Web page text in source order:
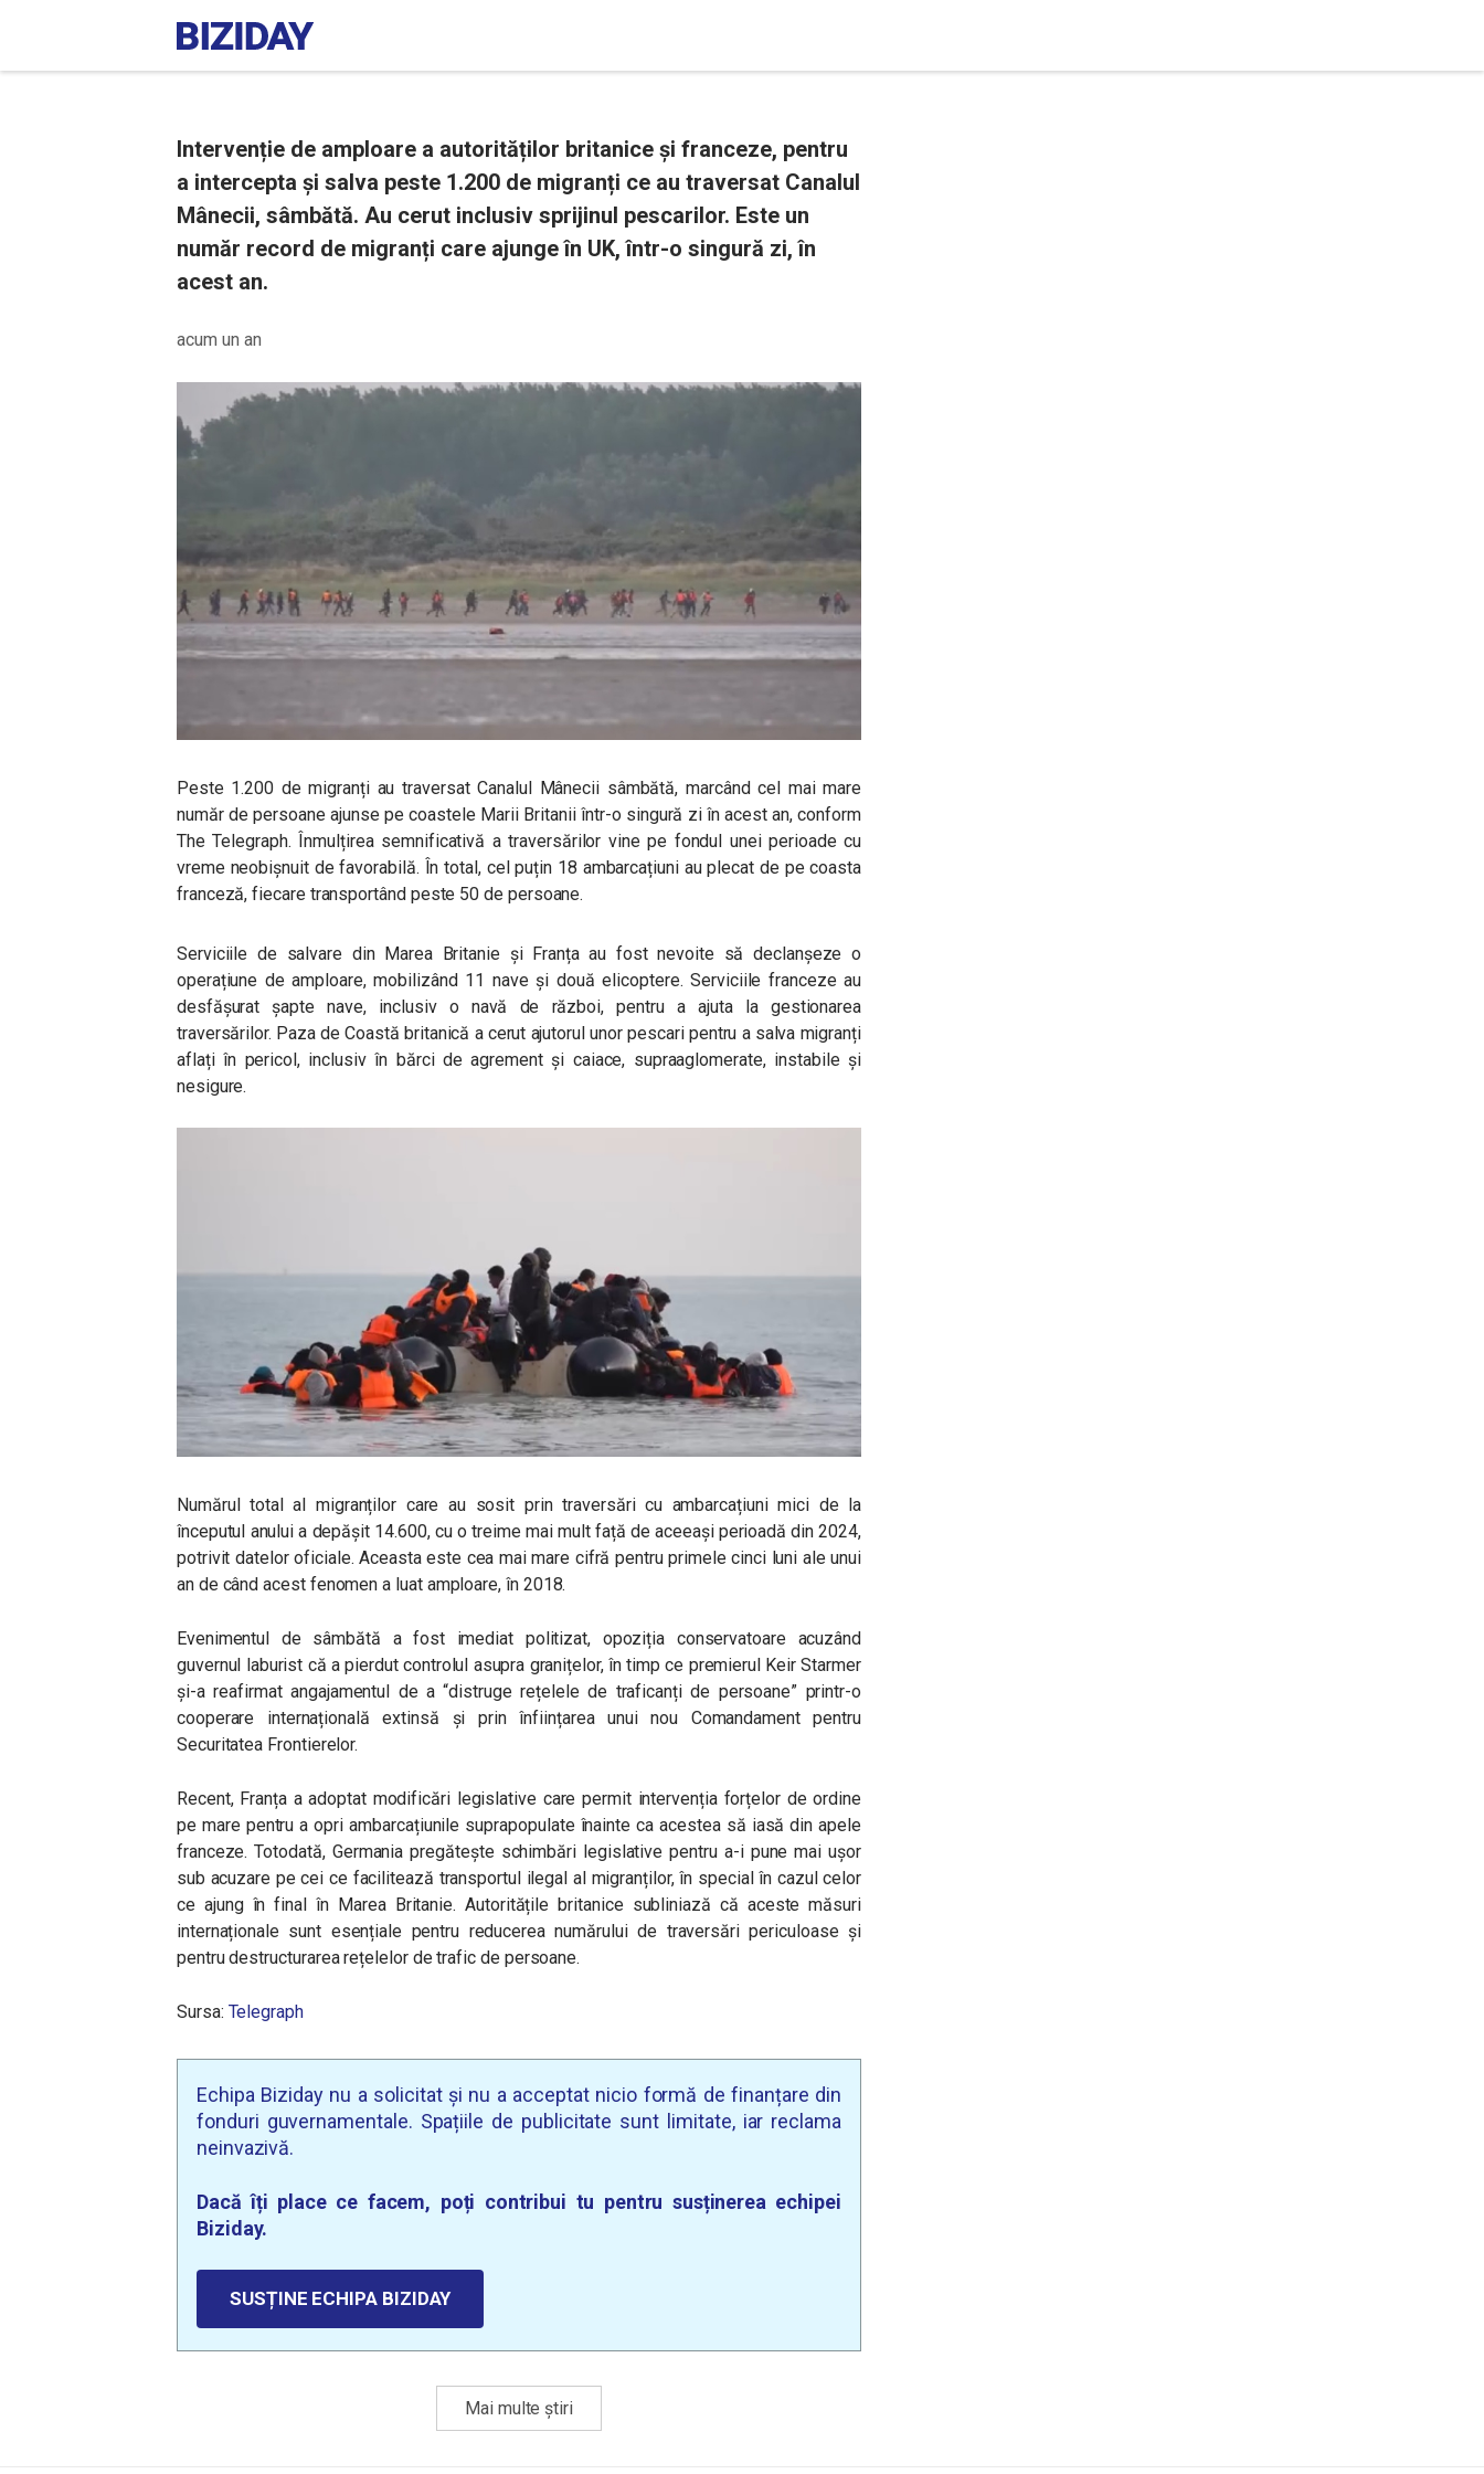
Intervenție de amploare a autorităților britanice și franceze, pentru
a intercepta și salva peste 1.200 de migranți ce au traversat Canalul
Mânecii, sâmbătă. Au cerut inclusiv sprijinul pescarilor. Este un
număr record de migranți care ajunge în UK, într-o singură zi, în
acest an.
acum un an
Peste 1.200 de migranți au traversat Canalul Mânecii sâmbătă, marcând cel mai mare
număr de persoane ajunse pe coastele Marii Britanii într-o singură zi în acest an, conform
The Telegraph. Înmulțirea semnificativă a traversărilor vine pe fondul unei perioade cu
vreme neobișnuit de favorabilă. În total, cel puțin 18 ambarcațiuni au plecat de pe coasta
franceză, fiecare transportând peste 50 de persoane.
Serviciile de salvare din Marea Britanie și Franța au fost nevoite să declanșeze o
operațiune de amploare, mobilizând 11 nave și două elicoptere. Serviciile franceze au
desfășurat șapte nave, inclusiv o navă de război, pentru a ajuta la gestionarea
traversărilor. Paza de Coastă britanică a cerut ajutorul unor pescari pentru a salva migranți
aflați în pericol, inclusiv în bărci de agrement și caiace, supraaglomerate, instabile și
nesigure.
Numărul total al migranților care au sosit prin traversări cu ambarcațiuni mici de la
începutul anului a depășit 14.600, cu o treime mai mult față de aceeași perioadă din 2024,
potrivit datelor oficiale. Aceasta este cea mai mare cifră pentru primele cinci luni ale unui
an de când acest fenomen a luat amploare, în 2018.
Evenimentul de sâmbătă a fost imediat politizat, opoziția conservatoare acuzând
guvernul laburist că a pierdut controlul asupra granițelor, în timp ce premierul Keir Starmer
și-a reafirmat angajamentul de a “distruge rețelele de traficanți de persoane” printr-o
cooperare internațională extinsă și prin înființarea unui nou Comandament pentru
Securitatea Frontierelor.
Recent, Franța a adoptat modificări legislative care permit intervenția forțelor de ordine
pe mare pentru a opri ambarcațiunile suprapopulate înainte ca acestea să iasă din apele
franceze. Totodată, Germania pregătește schimbări legislative pentru a-i pune mai ușor
sub acuzare pe cei ce facilitează transportul ilegal al migranților, în special în cazul celor
ce ajung în final în Marea Britanie. Autoritățile britanice subliniază că aceste măsuri
internaționale sunt esențiale pentru reducerea numărului de traversări periculoase și
pentru destructurarea rețelelor de trafic de persoane.
Sursa: Telegraph
Echipa Biziday nu a solicitat și nu a acceptat nicio formă de finanțare din
fonduri guvernamentale. Spațiile de publicitate sunt limitate, iar reclama
neinvazivă.
Dacă îți place ce facem, poți contribui tu pentru susținerea echipei
Biziday.
SUSȚINE ECHIPA BIZIDAY
Mai multe știri